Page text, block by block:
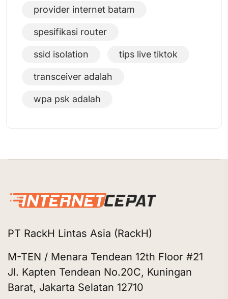
provider internet batam
spesifikasi router
ssid isolation tips live tiktok
transceiver adalah
wpa psk adalah
PT RackH Lintas Asia (RackH)
M-TEN / Menara Tendean 12th Floor #21
Jl. Kapten Tendean No.20C, Kuningan
Barat, Jakarta Selatan 12710